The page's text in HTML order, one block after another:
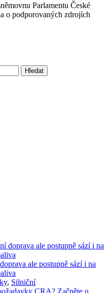
Parlamentu České
o podporovaných zdrojích
ale postupně sází i na
, Silniční